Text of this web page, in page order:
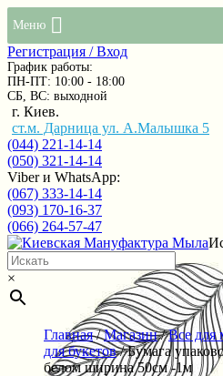
Меню
Регистрация / Вход
График работы:
ПН-ПТ: 10:00 - 18:00
СБ, ВС: выходной
г. Киев.
ст.м. Дарница ул. А.Малышка 5
(044) 221-14-14
(050) 321-14-14
Viber и WhatsApp:
(067) 333-14-14
(093) 170-16-37
(066) 264-57-47
×
Главная/Магазин/Все для
для букетов/ Бумага
белом ширина 50см -1м